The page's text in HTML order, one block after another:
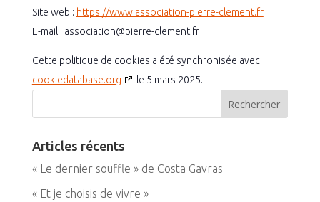
Site web : https://www.association-pierre-clement.fr
E-mail : association@pierre-clement.fr
Cette politique de cookies a été synchronisée avec
cookiedatabase.org
le 5 mars 2025.
Articles récents
« Le dernier souffle » de Costa Gavras
« Et je choisis de vivre »